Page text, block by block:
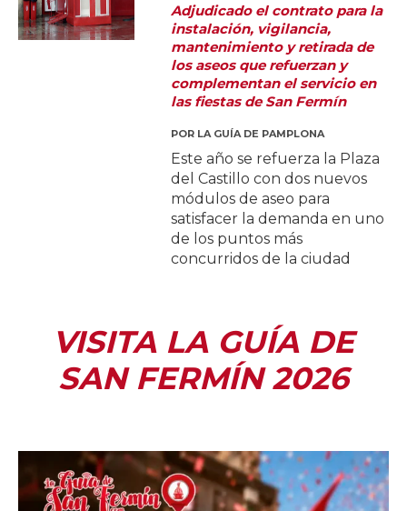
Adjudicado el contrato para la
instalación, vigilancia,
mantenimiento y retirada de
los aseos que refuerzan y
complementan el servicio en
las fiestas de San Fermín
POR LA GUÍA DE PAMPLONA
Este año se refuerza la Plaza
del Castillo con dos nuevos
módulos de aseo para
satisfacer la demanda en uno
de los puntos más
concurridos de la ciudad
VISITA LA GUÍA DE
SAN FERMÍN 2026